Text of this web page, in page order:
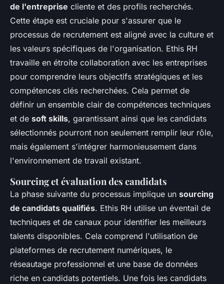
de l'entreprise cliente et des profils recherchés.
Cette étape est cruciale pour s'assurer que le
processus de recrutement est aligné avec la culture et
les valeurs spécifiques de l'organisation. Ethis RH
travaille en étroite collaboration avec les entreprises
pour comprendre leurs objectifs stratégiques et les
compétences clés recherchées. Cela permet de
définir un ensemble clair de compétences techniques
et de soft skills, garantissant ainsi que les candidats
sélectionnés pourront non seulement remplir leur rôle,
mais également s'intégrer harmonieusement dans
l'environnement de travail existant.
Sourcing et évaluation des candidats
La phase suivante du processus implique un sourcing
de candidats qualifiés. Ethis RH utilise un éventail de
techniques et de canaux pour identifier les meilleurs
talents disponibles. Cela comprend l'utilisation de
plateformes de recrutement numériques, le
réseautage professionnel et une base de données
riche en candidats potentiels. Une fois les candidats